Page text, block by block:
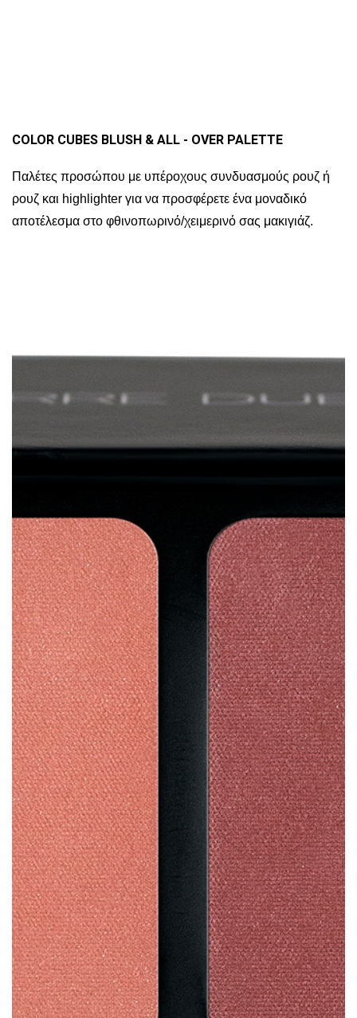
COLOR CUBES BLUSH & ALL - OVER PALETTE
Παλέτες προσώπου με υπέροχους συνδυασμούς ρουζ ή
ρουζ και highlighter για να προσφέρετε ένα μοναδικό
αποτέλεσμα στο φθινοπωρινό/χειμερινό σας μακιγιάζ.